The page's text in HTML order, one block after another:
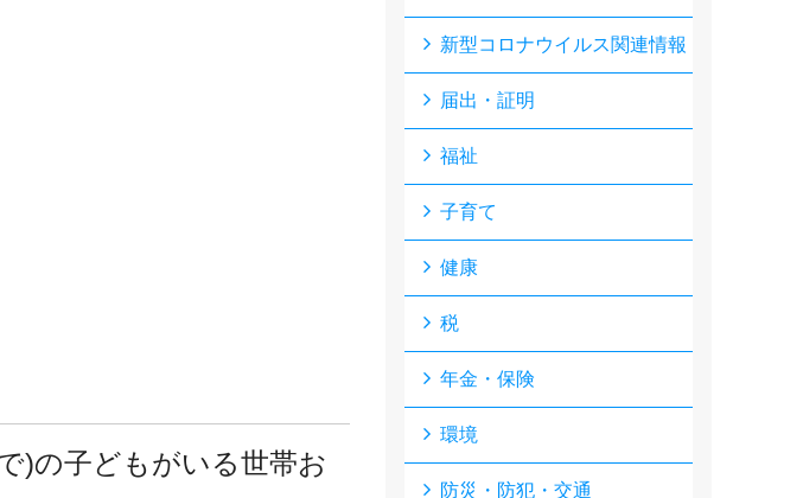
)の子どもがいる世帯お
新型コロナウイルス関連情報
届出・証明
福祉
子育て
健康
税
年金・保険
環境
防災・防犯・交通